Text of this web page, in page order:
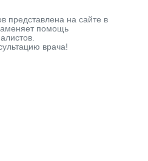
представлена на сайте в
помощь
врача!